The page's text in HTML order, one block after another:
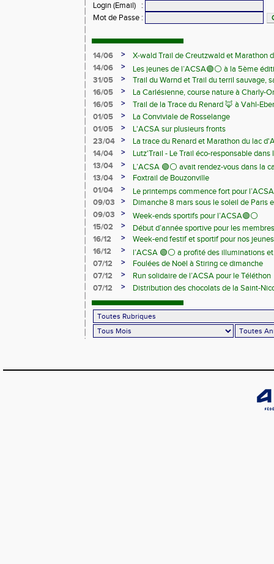
Login (Email)
:
Mot de Passe :
14/06 >
X-wald Trail de Creutzwald et Marathon
14/06
>
Les jeunes de l’ACSA🟢⚪️ à la 5ème
Samedi 13 juin
31/05 >
Trail du Warnd et Trail du terril sauvage,
16/05
>
La Carlésienne, course nature à Charly-
16/05
>
Trail de la Trace du Renard 🦊 à Vahl-
01/05
>
La Conviviale de Rosselange
01/05
>
L'ACSA sur plusieurs fronts
23/04
>
La trace du Renard et Marathon du lac
14/04
>
Lutz'Trail - Le Trail éco-responsable dans
13/04
>
L’ACSA 🟢⚪️ avait rendez-vous dans la
13/04
>
Foxtrail de Bouzonville
01/04
>
Le printemps commence fort pour
09/03
>
Dimanche 8 mars sous le soleil de Paris
09/03
>
Week-ends sportifs pour l’ACSA🟢⚪️
15/02
>
Début d’année sportive pour les
16/12
>
Week-end festif et sportif pour nos
16/12
>
l’ACSA 🟢⚪️ a profité des illuminations
07/12
>
Foulées de Noël à Stiring ce dimanche
07/12
>
Run solidaire de l’ACSA pour le Téléthon
07/12
> Distribution des chocolats de la Saint-